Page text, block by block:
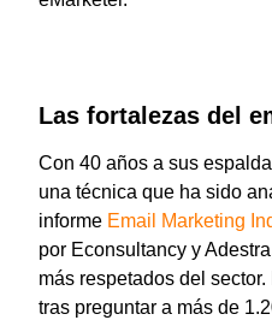
Las fortalezas del
Con 40 años a sus
una técnica que ha sido
informe Email Marketing
por Econsultancy y
más respetados del
tras preguntar a más de